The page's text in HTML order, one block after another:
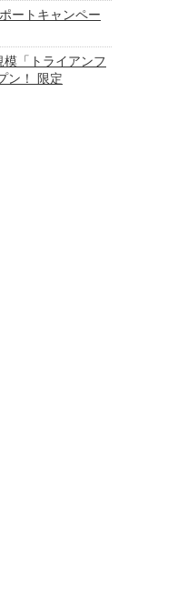
ートキャンペー
模「トライアンフ
ン！ 限定